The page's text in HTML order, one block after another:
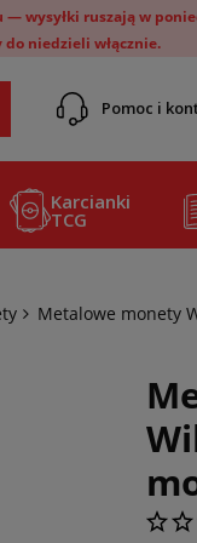
wysyłki ruszają w
niedzieli włącznie.
Pomoc i
Karcianki
TCG
Metalowe monety